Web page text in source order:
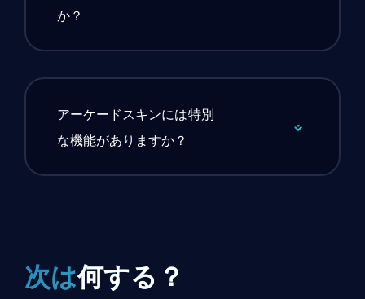
か？
アーケードスキンには特別
な機能がありますか？
次は何する？